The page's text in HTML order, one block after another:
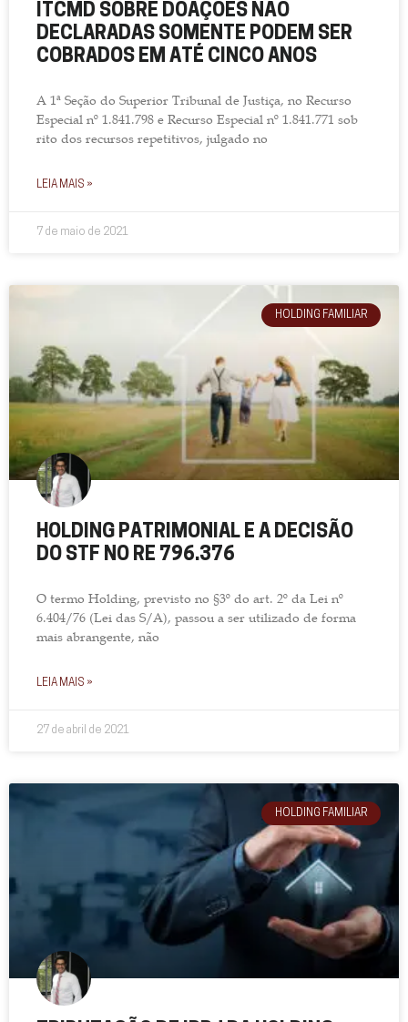
ITCMD SOBRE DOAÇÕES NÃO
DECLARADAS SOMENTE PODEM SER
COBRADOS EM ATÉ CINCO ANOS
A 1ª Seção do Superior Tribunal de Justiça, no Recurso
Especial nº 1.841.798 e Recurso Especial nº 1.841.771 sob
rito dos recursos repetitivos, julgado no
LEIA MAIS »
7 de maio de 2021
HOLDING FAMILIAR
HOLDING PATRIMONIAL E A DECISÃO
DO STF NO RE 796.376
O termo Holding, previsto no §3º do art. 2º da Lei nº
6.404/76 (Lei das S/A), passou a ser utilizado de forma
mais abrangente, não
LEIA MAIS »
27 de abril de 2021
HOLDING FAMILIAR